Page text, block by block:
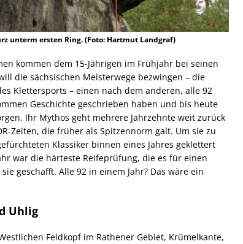
unterm ersten Ring. (Foto: Hartmut Landgraf)
kommen dem 15-Jährigen im Frühjahr bei seinen
die sächsischen Meisterwege bezwingen – die
Klettersports – einen nach dem anderen, alle 92
Geschichte geschrieben haben und bis heute
Ihr Mythos geht mehrere Jahrzehnte weit zurück
Zeiten, die früher als Spitzennorm galt. Um sie zu
Klassiker binnen eines Jahres geklettert
war die härteste Reifeprüfung, die es für einen
geschafft. Alle 92 in einem Jahr? Das wäre ein
Uhlig
Feldkopf im Rathener Gebiet, Krümelkante,